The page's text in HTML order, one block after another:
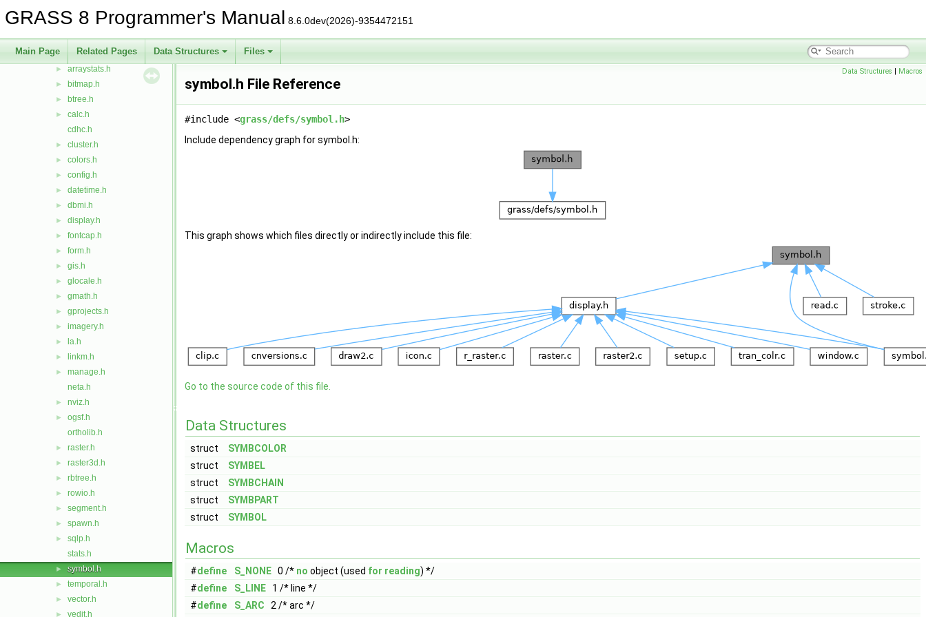
GRASS 8 Programmer's Manual 8.6.0dev(2026)-9354472151
Main Page Related Pages Data Structures Files
► defs
► iostream
► vect
► arraystats.h
► bitmap.h
► btree.h
►
calc.h
cdhc.h
► cluster.h
► colors.h
► config.h
► datetime.h
► dbmi.h
► display.h
► fontcap.h
► form.h
► gis.h
► glocale.h
► gmath.h
► gprojects.h
► imagery.h
► la.h
► linkm.h
►
manage.h
neta.h
► nviz.h
►
ogsf.h
ortholib.h
► raster.h
► raster3d.h
► rbtree.h
► rowio.h
► segment.h
► spawn.h
►
sqlp.h
stats.h
► symbol.h
► temporal.h
► vector.h
► vedit.h
Data Structures | Macros
symbol.h File Reference
#include <grass/defs/symbol.h>
Include dependency graph for symbol.h:
This graph shows which files directly or indirectly include this file:
Go to the source code of this file.
Data Structures
struct
SYMBCOLOR
struct
SYMBEL
struct
SYMBCHAIN
struct
SYMBPART
struct
SYMBOL
Macros
#define S_NONE 0 /* no object (used for reading) */
#define S_LINE 1 /* line */
#define S_ARC 2 /* arc */